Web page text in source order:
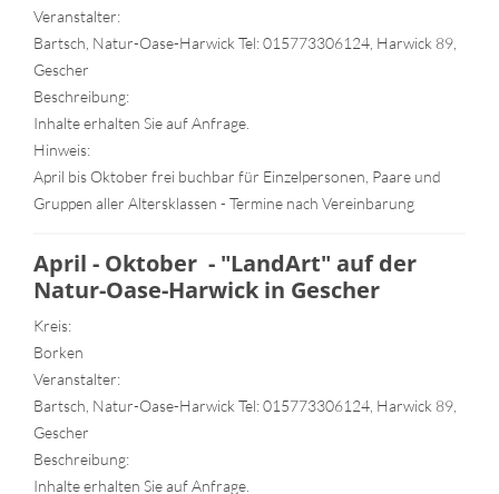
Veranstalter:
Bartsch, Natur-Oase-Harwick Tel: 015773306124, Harwick 89,
Gescher
Beschreibung:
Inhalte erhalten Sie auf Anfrage.
Hinweis:
April bis Oktober frei buchbar für Einzelpersonen, Paare und
Gruppen aller Altersklassen - Termine nach Vereinbarung
April - Oktober - "LandArt" auf der
Natur-Oase-Harwick in Gescher
Kreis:
Borken
Veranstalter:
Bartsch, Natur-Oase-Harwick Tel: 015773306124, Harwick 89,
Gescher
Beschreibung:
Inhalte erhalten Sie auf Anfrage.